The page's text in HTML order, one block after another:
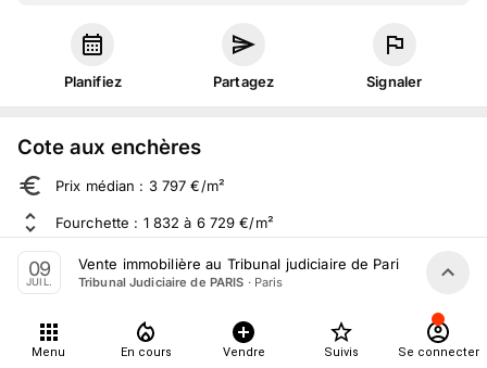
Planifiez Partagez Signaler
Cote aux enchères
Prix médian : 3 797 €/m²
Fourchette : 1 832 à 6 729 €/m²
Sur 386 ventes aux enchères dans le département
À propos
09
JUIL.
Vente immobilière au Tribunal judiciaire de Paris le 9 Juillet
Tribunal Judiciaire de PARIS · Paris
Menu En cours Vendre Suivis Se connecter